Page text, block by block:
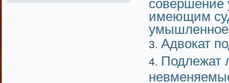
имеющим
умышленное
Адвокат
Подлежат